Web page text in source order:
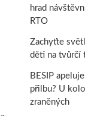
hrad
RTO
Zachyťte
děti na tvůrčí
BESIP
přilbu? U
zraněných